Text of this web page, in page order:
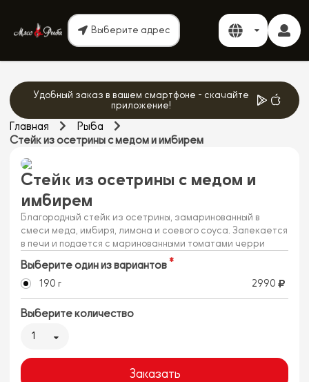
Выберите адрес
Удобный заказ в вашем смартфоне - скачайте
приложение!
Главная
Рыба
Стейк из осетрины с медом и имбирем
Стейк из осетрины с медом и
имбирем
Благородный стейк из осетрины, замаринованный в
смеси меда, имбиря, лимона и соевого соуса. Запекается
в печи и подается с маринованными томатами черри
Выберите один из вариантов
190 г 2990
Выберите количество
1
Заказать